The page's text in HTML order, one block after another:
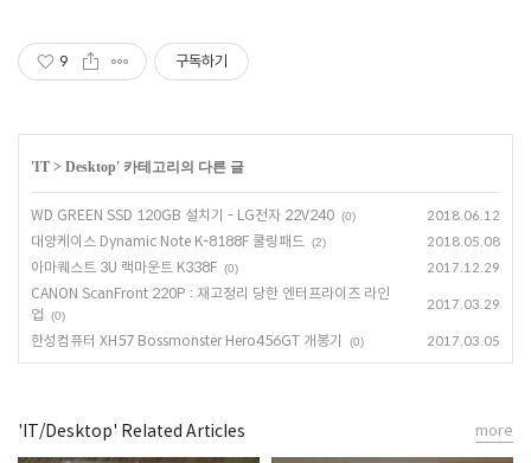
9 구독하기
'IT > Desktop' 카테고리의 다른 글
WD GREEN SSD 120GB 설치기 - LG전자 22V240 (0) 2018.06.12
대양케이스 Dynamic Note K-8188F 쿨링패드 (2) 2018.05.08
아마퀘스트 3U 랙마운트 K338F (0) 2017.12.29
CANON ScanFront 220P : 재고정리 당한 엔터프라이즈 라인
업
(0)
2017.03.29
한성컴퓨터 XH57 Bossmonster Hero456GT 개봉기 (0) 2017.03.05
'IT/Desktop' Related Articles more